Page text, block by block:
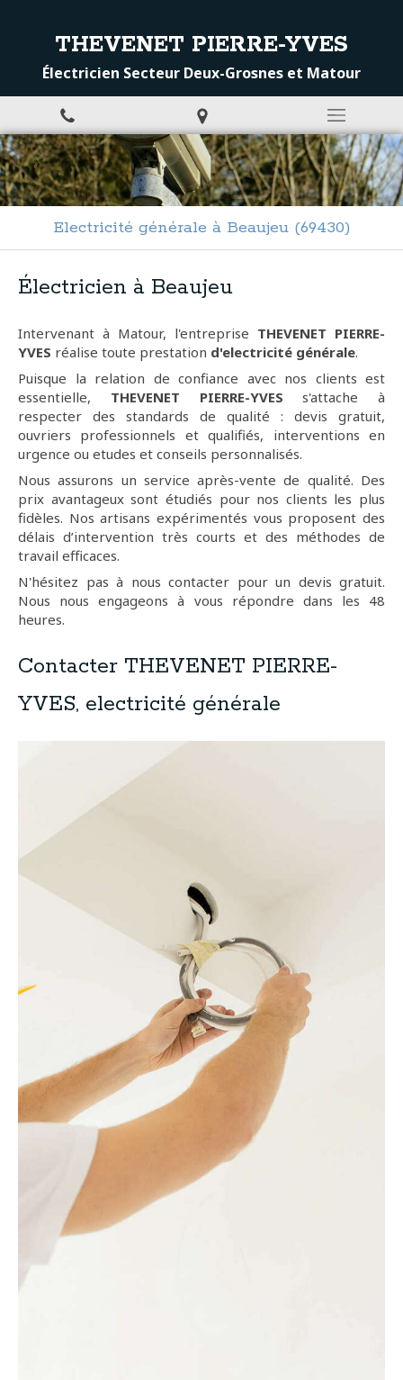
THEVENET PIERRE-YVES
Électricien Secteur Deux-Grosnes et Matour
Electricité générale à Beaujeu (69430)
Électricien à Beaujeu
Intervenant à Matour, l'entreprise THEVENET PIERRE-
YVES réalise toute prestation d'electricité générale.
Puisque la relation de confiance avec nos clients est
essentielle, THEVENET PIERRE-YVES s'attache à
respecter des standards de qualité : devis gratuit,
ouvriers professionnels et qualifiés, interventions en
urgence ou etudes et conseils personnalisés.
Nous assurons un service après-vente de qualité. Des
prix avantageux sont étudiés pour nos clients les plus
fidèles. Nos artisans expérimentés vous proposent des
délais d’intervention très courts et des méthodes de
travail efficaces.
N'hésitez pas à nous contacter pour un devis gratuit.
Nous nous engageons à vous répondre dans les 48
heures.
Contacter THEVENET PIERRE-
YVES, electricité générale